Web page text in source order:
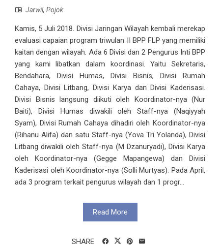
Jarwil, Pojok
Kamis, 5 Juli 2018. Divisi Jaringan Wilayah kembali merekap
evaluasi capaian program triwulan II BPP FLP yang memiliki
kaitan dengan wilayah. Ada 6 Divisi dan 2 Pengurus Inti BPP
yang kami libatkan dalam koordinasi. Yaitu Sekretaris,
Bendahara, Divisi Humas, Divisi Bisnis, Divisi Rumah
Cahaya, Divisi Litbang, Divisi Karya dan Divisi Kaderisasi.
Divisi Bisnis langsung diikuti oleh Koordinator-nya (Nur
Baiti), Divisi Humas diwakili oleh Staff-nya (Naqiyyah
Syam), Divisi Rumah Cahaya dihadiri oleh Koordinator-nya
(Rihanu Alifa) dan satu Staff-nya (Yova Tri Yolanda), Divisi
Litbang diwakili oleh Staff-nya (M Dzanuryadi), Divisi Karya
oleh Koordinator-nya (Gegge Mapangewa) dan Divisi
Kaderisasi oleh Koordinator-nya (Solli Murtyas). Pada April,
ada 3 program terkait pengurus wilayah dan 1 progr...
Read More
SHARE